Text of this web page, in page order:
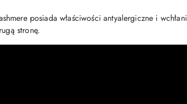
posiada właściwości antyalergiczne i
stronę.